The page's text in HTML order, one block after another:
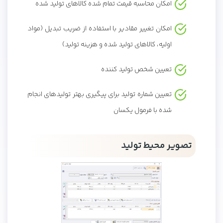
امکان محاسبه قیمت تمام شده کالاهای تولید شده
امکان تغییر مقادیر با استفاده از ضریب تبدیل (مواد
اولیه، کالاهای تولید شده و هزینه تولید)
تعیین شخص تولید کننده
تعیین شماره تولید برای پیگیری بهتر تولیدهای انجام
شده با فرمول یکسان
تصویر محیط تولید